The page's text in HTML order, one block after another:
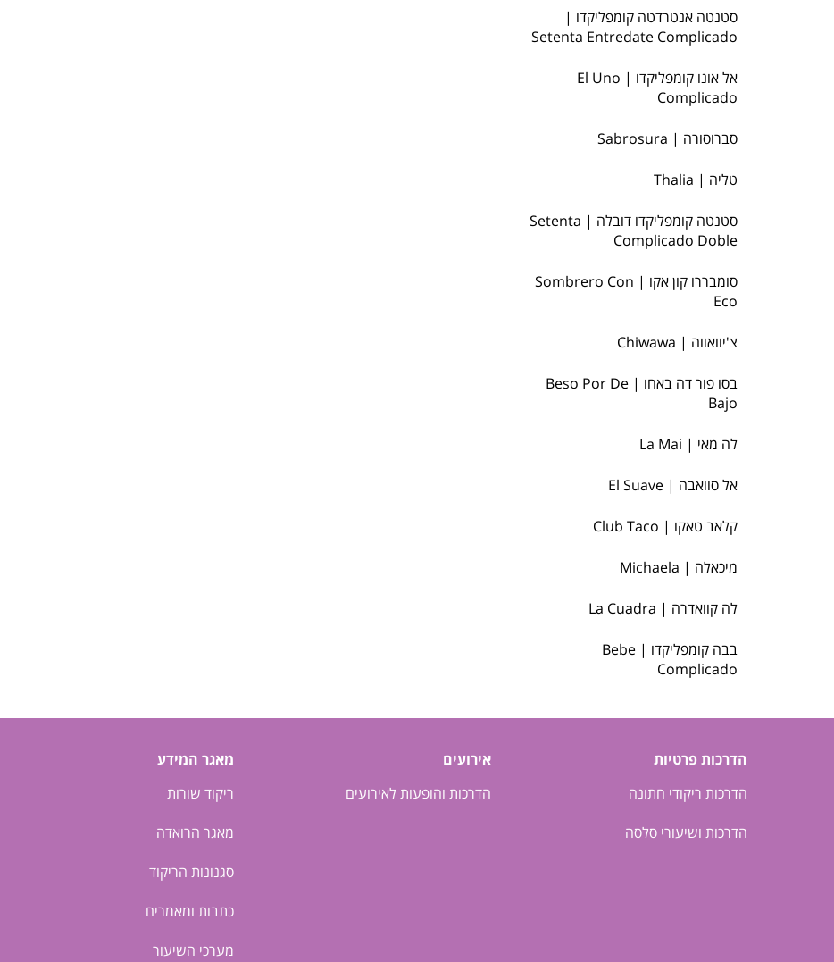
סטנטה אנטרדטה קומפליקדו |
Setenta Entredate Complicado
אל אונו קומפליקדו | El Uno
Complicado
סברוסורה | Sabrosura
טליה | Thalia
סטנטה קומפליקדו דובלה | Setenta
Complicado Doble
סומבררו קון אקו | Sombrero Con
Eco
צ'יוואווה | Chiwawa
בסו פור דה באחו | Beso Por De
Bajo
לה מאי | La Mai
אל סוואבה | El Suave
קלאב טאקו | Club Taco
מיכאלה | Michaela
לה קוואדרה | La Cuadra
בבה קומפליקדו | Bebe
Complicado
הדרכות פרטיות
הדרכות ריקודי חתונה
הדרכות ושיעורי סלסה
אירועים
הדרכות והופעות לאירועים
מאגר המידע
ריקוד שורות
מאגר הרואדה
סגנונות הריקוד
כתבות ומאמרים
מערכי השיעור